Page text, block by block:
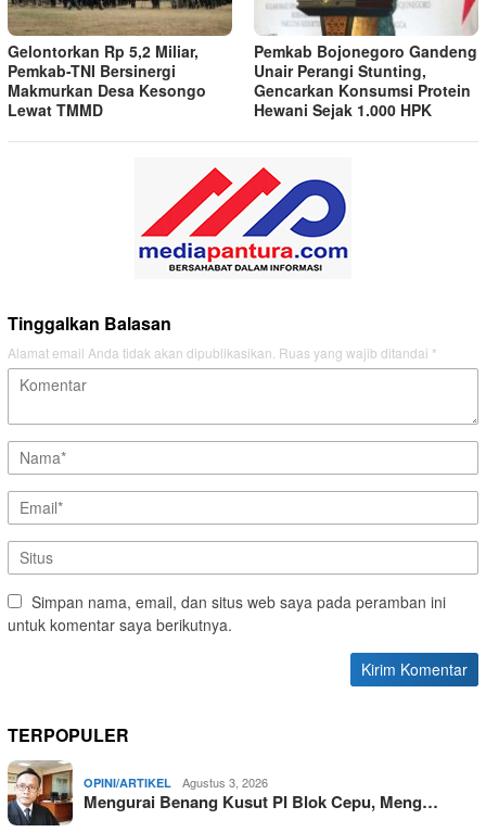
Gelontorkan Rp 5,2 Miliar,
Pemkab-TNI Bersinergi
Makmurkan Desa Kesongo
Lewat TMMD
Pemkab Bojonegoro Gandeng
Unair Perangi Stunting,
Gencarkan Konsumsi Protein
Hewani Sejak 1.000 HPK
Tinggalkan Balasan
Alamat email Anda tidak akan dipublikasikan. Ruas yang wajib ditandai *
Simpan nama, email, dan situs web saya pada peramban ini
untuk komentar saya berikutnya.
TERPOPULER
OPINI/ARTIKEL Agustus 3, 2026
Mengurai Benang Kusut PI Blok Cepu, Meng…